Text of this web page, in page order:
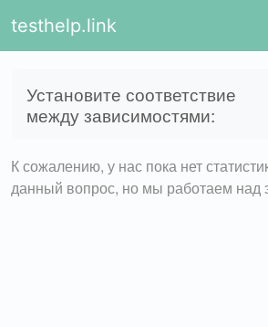
testhelp.link
Установите соответствие
между зависимостями:
К сожалению, у нас пока нет
данный вопрос, но мы работаем над